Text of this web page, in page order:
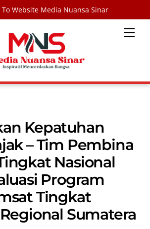
To Website Media Nuansa Sinar
Kepatuhan
– Tim Pembina
Nasional
Program
Tingkat
Sumatera